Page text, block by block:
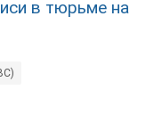
в тюрьме на